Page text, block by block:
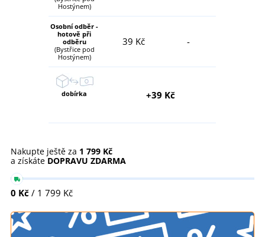
Hostýnem)
Osobní odběr -
hotově při
odběru
(Bystřice pod
Hostýnem)
39 Kč -
dobírka +39 Kč
Nakupte ještě za 1 799 Kč
a získáte DOPRAVU ZDARMA
0 Kč / 1 799 Kč